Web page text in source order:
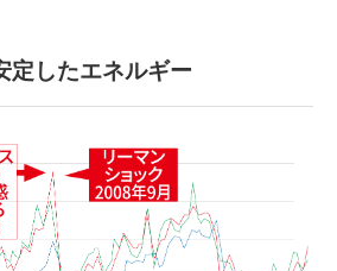
定したエネルギー